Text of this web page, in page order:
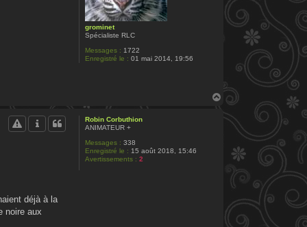
grominet
Spécialiste RLC
Messages : 1722
Enregistré le : 01 mai 2014, 19:56
H
u
Robin Corbuthion
ANIMATEUR +
Messages : 338
Enregistré le : 15 août 2018, 15:46
Avertissements : 2
déjà à la
noire aux